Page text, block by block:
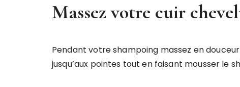
Massez votre cuir
Pendant votre shampoing massez en
jusqu’aux pointes tout en faisant mousser le